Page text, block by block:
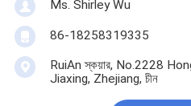
Ms. Shirley Wu
86-18258319335
RuiAn স্কয়ার, No.2228
Jiaxing, Zhejiang, চীন